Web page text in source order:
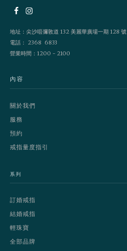
地址：尖沙咀彌敦道 132 美麗華廣場一期 128 號
電話： 2368 6833
營業時間：1200 - 2100
內容
關於我們
服務
預約
戒指量度指引
系列
訂婚戒指
結婚戒指
輕珠寶
全部品牌